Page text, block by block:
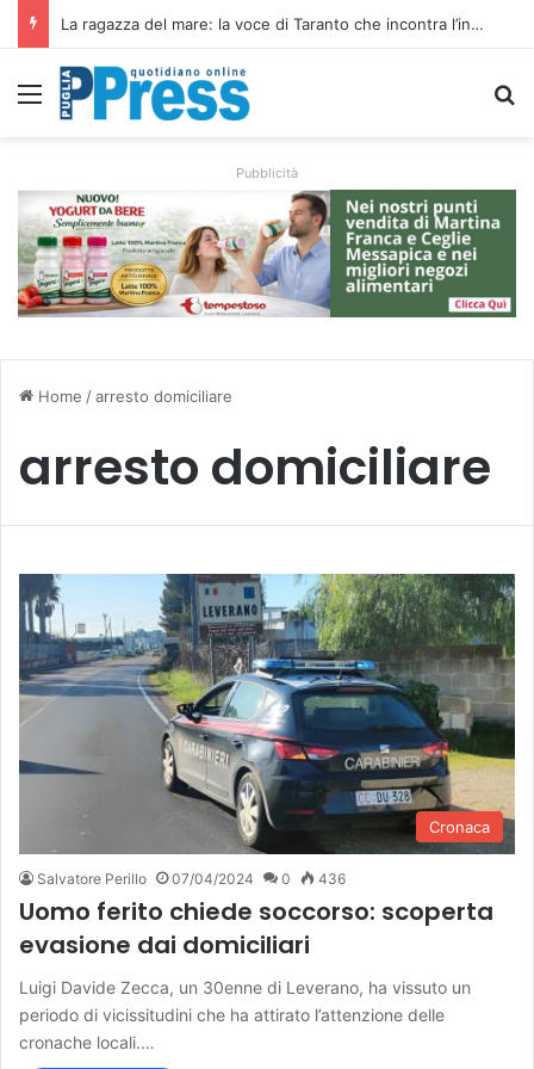
Siccità e caro gasolio colpiscono le campagne pugliesi: irrigare costa il 50,6% in più
Menu
Pubblicità
Home /arresto domiciliare
arresto domiciliare
Cronaca
Salvatore Perillo 07/04/2024 0 436
Uomo ferito chiede soccorso: scoperta
evasione dai domiciliari
Luigi Davide Zecca, un 30enne di Leverano, ha vissuto un
periodo di vicissitudini che ha attirato l’attenzione delle
cronache locali.…